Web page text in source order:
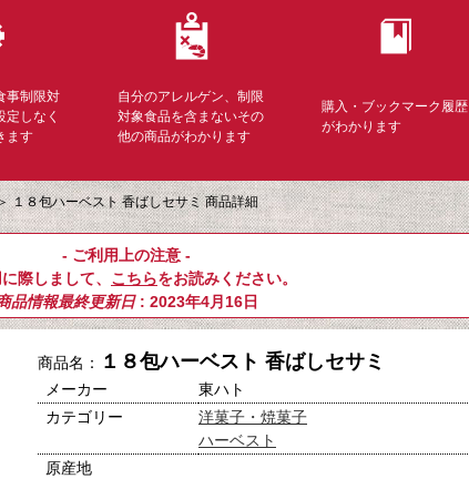
事制限対
定しなく
ます
自分のアレルゲン、制限
対象食品を含まないその
他の商品がわかります
購入・ブックマーク履歴
がわかります
１８包ハーベスト 香ばしセサミ 商品詳細
- ご利用上の注意 -
際しまして、 こちらをお読みください。
品情報最終更新日: 2023年4月16日
商品名： １８包ハーベスト 香ばしセサミ
メーカー
東ハト
カテゴリー
洋菓子・焼菓子
ハーベスト
原産地